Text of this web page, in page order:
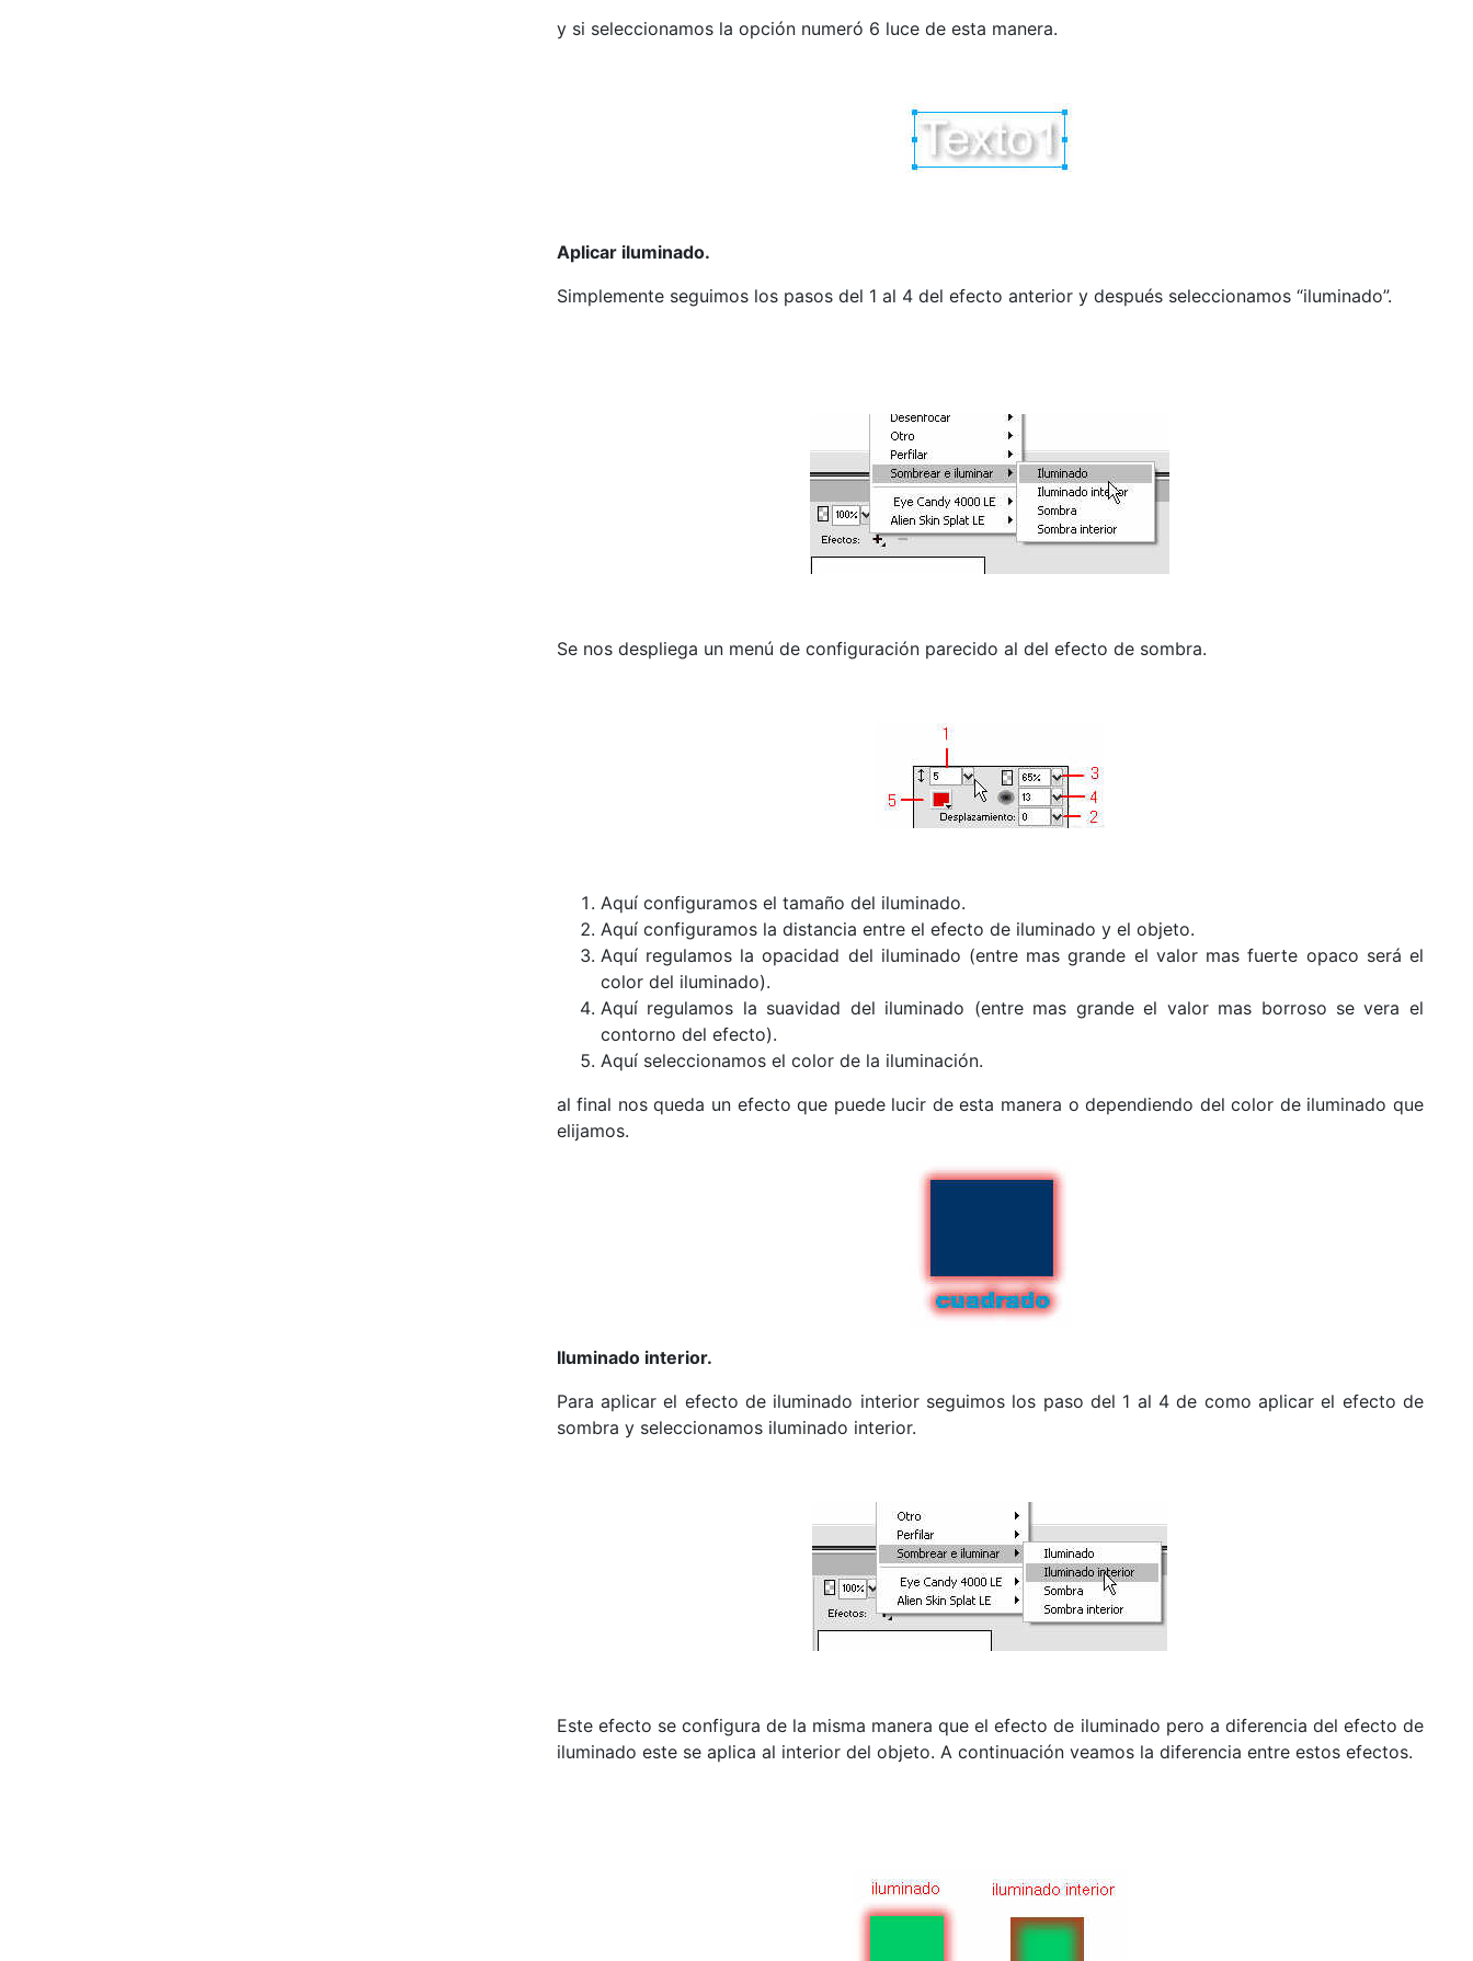
y si seleccionamos la opción numeró 6 luce de esta manera.
Aplicar iluminado.
Simplemente seguimos los pasos del 1 al 4 del efecto anterior y después seleccionamos “iluminado”.
Se nos despliega un menú de configuración parecido al del efecto de sombra.
Aquí configuramos el tamaño del iluminado.
Aquí configuramos la distancia entre el efecto de iluminado y el objeto.
Aquí regulamos la opacidad del iluminado (entre mas grande el valor mas fuerte opaco será el
color del iluminado).
Aquí regulamos la suavidad del iluminado (entre mas grande el valor mas borroso se vera el
contorno del efecto).
Aquí seleccionamos el color de la iluminación.
al final nos queda un efecto que puede lucir de esta manera o dependiendo del color de iluminado que
elijamos.
Iluminado interior.
Para aplicar el efecto de iluminado interior seguimos los paso del 1 al 4 de como aplicar el efecto de
sombra y seleccionamos iluminado interior.
Este efecto se configura de la misma manera que el efecto de iluminado pero a diferencia del efecto de
iluminado este se aplica al interior del objeto. A continuación veamos la diferencia entre estos efectos.